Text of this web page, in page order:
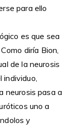
para ello
es que sea
diría Bion,
de la neurosis
individuo,
neurosis pasa a
uno a
y